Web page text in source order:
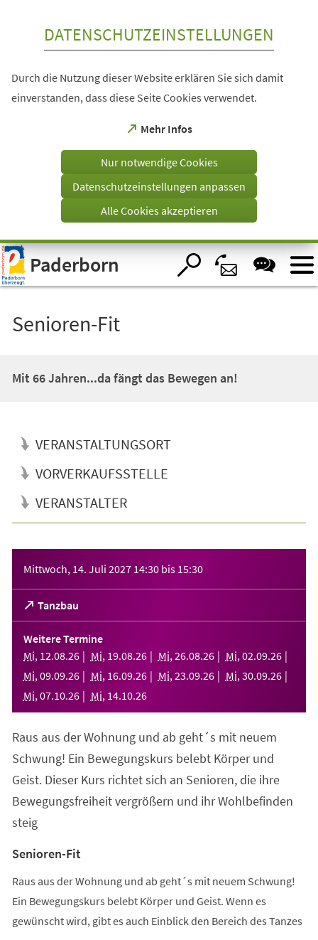
Visuelle
Assistenzsoftware
öffnen.
DATENSCHUTZEINSTELLUNGEN
Durch die Nutzung dieser Website erklären Sie sich damit
einverstanden, dass diese Seite Cookies verwendet.
Mehr Infos
(Öffnet
einem
Tab)
Nur notwendige Cookies
Datenschutzeinstellungen anpassen
Alle Cookies akzeptieren
Paderborn
Senioren-Fit
Mit 66 Jahren...da fängt das Bewegen an!
VERANSTALTUNGSORT
VORVERKAUFSSTELLE
VERANSTALTER
Mittwoch, 14. Juli 2027 14:30 bis 15:30
Tanzbau
(Öffnet
in
einem
neuen
Tab)
Weitere Termine
Mi, 12.08.26 Mi, 19.08.26 Mi, 26.08.26 Mi, 02.09.26
Mi, 09.09.26 Mi, 16.09.26 Mi, 23.09.26 Mi, 30.09.26
Mi, 07.10.26 Mi, 14.10.26
Raus aus der Wohnung und ab geht´s mit neuem
Schwung! Ein Bewegungskurs belebt Körper und
Geist. Dieser Kurs richtet sich an Senioren, die ihre
Bewegungsfreiheit vergrößern und ihr Wohlbefinden
steig
Senioren-Fit
Raus aus der Wohnung und ab geht´s mit neuem Schwung!
Ein Bewegungskurs belebt Körper und Geist. Wenn es
gewünscht wird, gibt es auch Einblick den Bereich des Tanzes